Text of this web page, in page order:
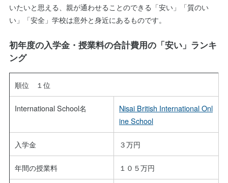
いたいと思える、親が通わせることのできる「安い」「質のい
い」「安全」学校は意外と身近にあるものです。
初年度の入学金・授業料の合計費用の「安い」ランキ
ング
順位 １位
International School名
Nisai British International Onl
ine School
入学金 ３万円
年間の授業料 １０５万円